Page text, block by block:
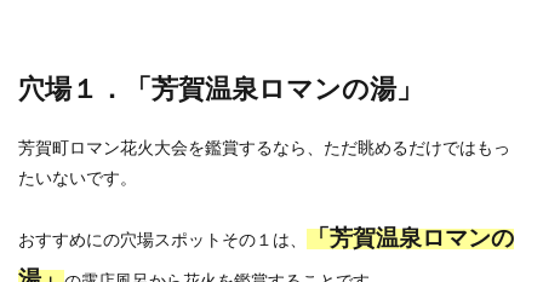
穴場１．「芳賀温泉ロマンの湯」
芳賀町ロマン花火大会を鑑賞するなら、ただ眺めるだけではもっ
たいないです。
おすすめにの穴場スポットその１は、 「芳賀温泉ロマンの